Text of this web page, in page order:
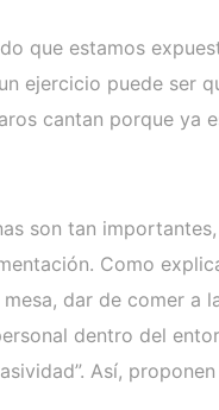
que estamos
ejercicio puede ser
cantan porque ya
son tan
Como
dar de comer a
dentro del
Así,